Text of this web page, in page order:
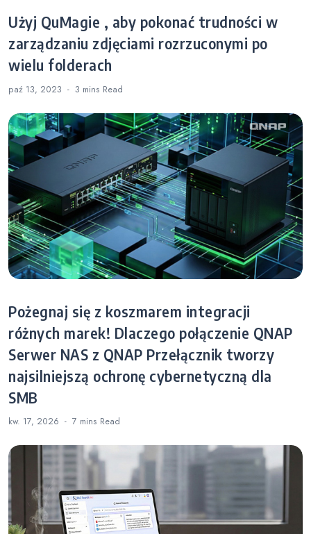
Użyj QuMagie , aby pokonać trudności w
zarządzaniu zdjęciami rozrzuconymi po
wielu folderach
paź 13, 2023 3 mins Read
Pożegnaj się z koszmarem integracji
różnych marek! Dlaczego połączenie QNAP
Serwer NAS z QNAP Przełącznik tworzy
najsilniejszą ochronę cybernetyczną dla
SMB
kw. 17, 2026 7 mins Read